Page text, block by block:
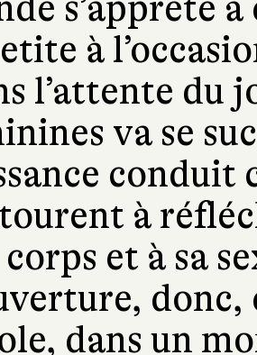
à
l’attente du
va se
conduit
à
corps et à sa
donc,
dans un